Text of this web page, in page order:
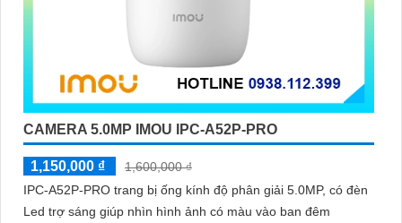
CAMERA 5.0MP IMOU IPC-A52P-PRO
1,150,000 ₫
1,600,000 ₫
IPC-A52P-PRO trang bị ống kính độ phân giải 5.0MP, có đèn
Led trợ sáng giúp nhìn hình ảnh có màu vào ban đêm